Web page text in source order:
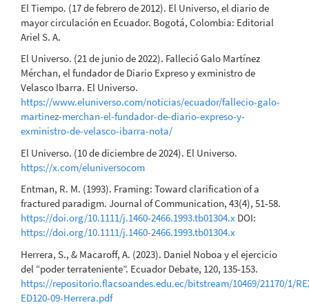
El Tiempo. (17 de febrero de 2012). El Universo, el diario de
mayor circulación en Ecuador. Bogotá, Colombia: Editorial
Ariel S. A.
El Universo. (21 de junio de 2022). Falleció Galo Martínez
Mérchan, el fundador de Diario Expreso y exministro de
Velasco Ibarra. El Universo.
https://www.eluniverso.com/noticias/ecuador/fallecio-galo-
martinez-merchan-el-fundador-de-diario-expreso-y-
exministro-de-velasco-ibarra-nota/
El Universo. (10 de diciembre de 2024). El Universo.
https://x.com/eluniversocom
Entman, R. M. (1993). Framing: Toward clarification of a
fractured paradigm. Journal of Communication, 43(4), 51-58.
https://doi.org/10.1111/j.1460-2466.1993.tb01304.x DOI:
https://doi.org/10.1111/j.1460-2466.1993.tb01304.x
Herrera, S., & Macaroff, A. (2023). Daniel Noboa y el ejercicio
del “poder terrateniente”. Ecuador Debate, 120, 135-153.
https://repositorio.flacsoandes.edu.ec/bitstream/10469/21170/1/
ED120-09-Herrera.pdf